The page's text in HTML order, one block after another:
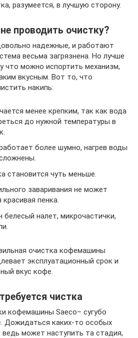
разумеется, в лучшую сторону.
проводить очистку?
надежные, и работают
весьма загрязнена. Но лучше
что можно испортить механизм,
вкусным. Вот то, что
накипь:
менее крепким, так как вода
до нужной температуры в
более шумно, нагрев воды
становится чуть меньше.
заваривания не может
пенка.
белесый налет, микрочастички,
очистка кофемашины
эксплуатационный срок и
вкус кофе.
чистка
кофемашины Saeco– сугубо
Дожидаться каких-то особых
ведь может наступить та стадия,